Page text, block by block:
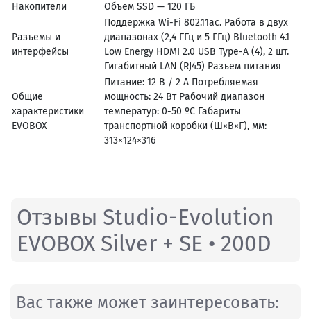
Накопители
Объем SSD — 120 ГБ
Разъёмы и
интерфейсы
Поддержка Wi-Fi 802.11ac. Работа в двух
диапазонах (2,4 ГГц и 5 ГГц) Bluetooth 4.1
Low Energy HDMI 2.0 USB Type-A (4), 2 шт.
Гигабитный LAN (RJ45) Разъем питания
Общие
характеристики
EVOBOX
Питание: 12 В / 2 А Потребляемая
мощность: 24 Вт Рабочий диапазон
температур: 0-50 ºC Габариты
транспортной коробки (Ш×В×Г), мм:
313×124×316
Отзывы Studio-Evolution
EVOBOX Silver + SE • 200D
Вас также может заинтересовать: